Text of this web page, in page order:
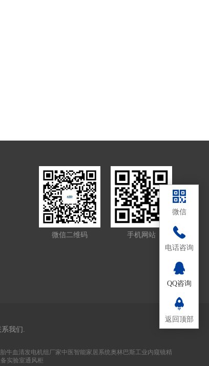
微信二维码 手机网站
我们.
牛血清发电机组厂家中医智能家居系统奥林巴斯工业内窥镜精
实验室通风柜
微信
电话咨询
2657-
QQ咨询
返回顶部